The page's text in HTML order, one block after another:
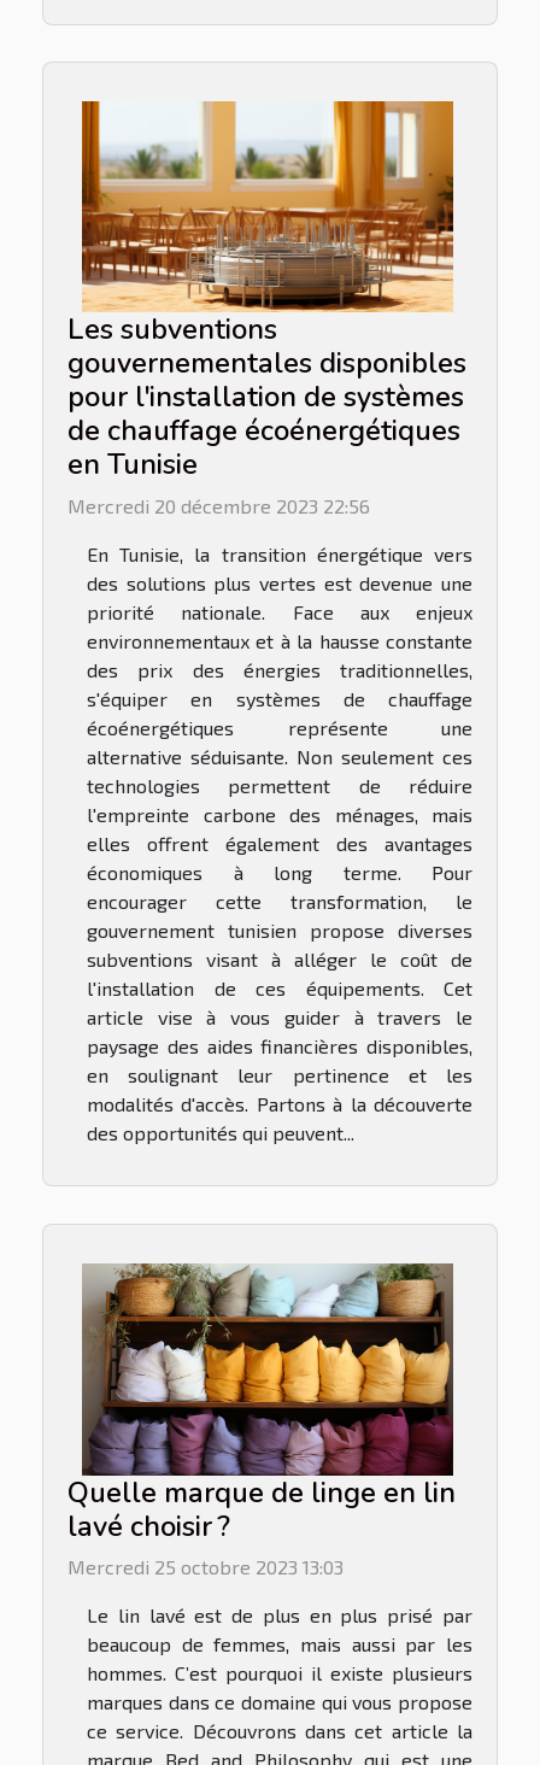
Les subventions
gouvernementales disponibles
pour l'installation de systèmes
de chauffage écoénergétiques
en Tunisie
Mercredi 20 décembre 2023 22:56
En Tunisie, la transition énergétique vers
des solutions plus vertes est devenue une
priorité nationale. Face aux enjeux
environnementaux et à la hausse constante
des prix des énergies traditionnelles,
s'équiper en systèmes de chauffage
écoénergétiques représente une
alternative séduisante. Non seulement ces
technologies permettent de réduire
l'empreinte carbone des ménages, mais
elles offrent également des avantages
économiques à long terme. Pour
encourager cette transformation, le
gouvernement tunisien propose diverses
subventions visant à alléger le coût de
l'installation de ces équipements. Cet
article vise à vous guider à travers le
paysage des aides financières disponibles,
en soulignant leur pertinence et les
modalités d'accès. Partons à la découverte
des opportunités qui peuvent...
Quelle marque de linge en lin
lavé choisir ?
Mercredi 25 octobre 2023 13:03
Le lin lavé est de plus en plus prisé par
beaucoup de femmes, mais aussi par les
hommes. C’est pourquoi il existe plusieurs
marques dans ce domaine qui vous propose
ce service. Découvrons dans cet article la
marque Bed and Philosophy qui est une